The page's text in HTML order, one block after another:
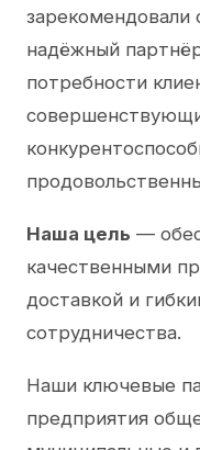
зарекомендовали
надёжный
потребности
Наша цель —
качественными
доставкой и
сотрудничества.
Наши ключевые
предприятия